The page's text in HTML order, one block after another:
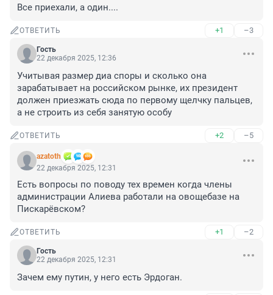
Все приехали, а один....
ОТВЕТИТЬ +1 –3
Гость
22 декабря 2025, 12:36
Учитывая размер диа споры и сколько она
зарабатывает на российском рынке, их президент
должен приезжать сюда по первому щелчку пальцев,
а не строить из себя занятую особу
ОТВЕТИТЬ +2 –5
azatoth
22 декабря 2025, 12:31
Есть вопросы по поводу тех времен когда члены
администрации Алиева работали на овощебазе на
Пискарёвском?
ОТВЕТИТЬ +1 –2
Гость
22 декабря 2025, 12:31
Зачем ему путин, у него есть Эрдоган.